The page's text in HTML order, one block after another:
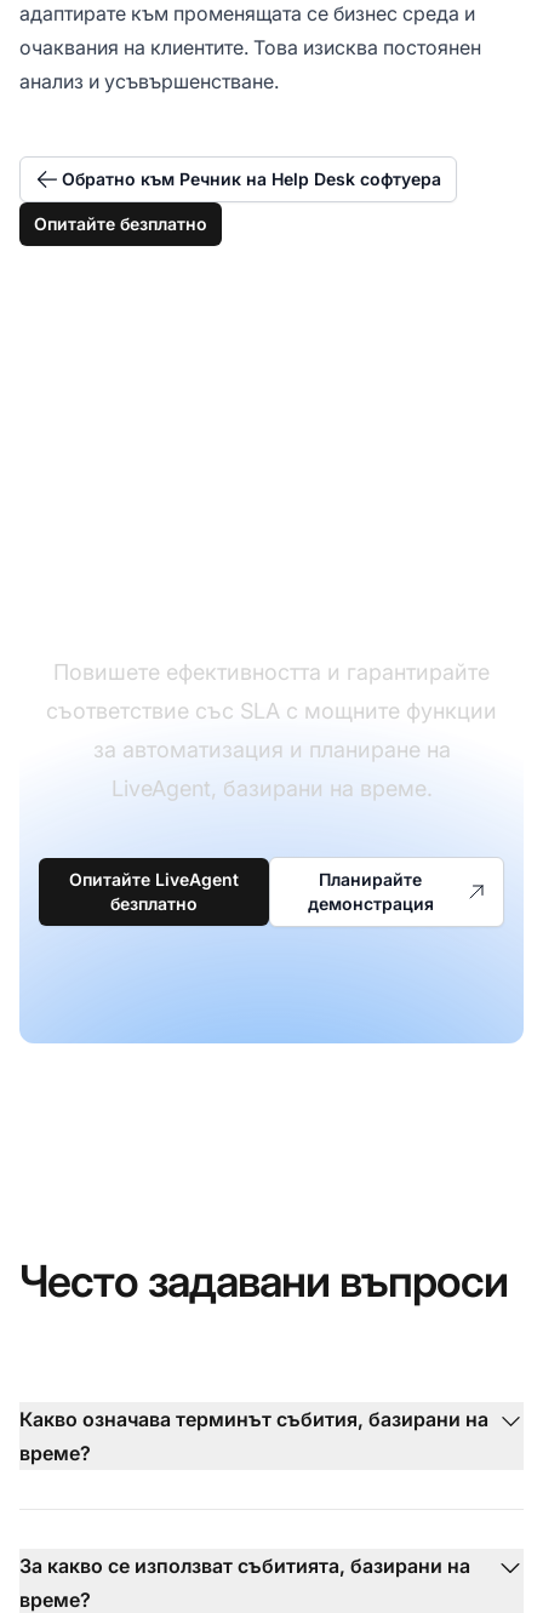
адаптирате към променящата се бизнес среда и
очаквания на клиентите. Това изисква постоянен
анализ и усъвършенстване.
Обратно към Речник на Help Desk софтуера
Опитайте безплатно
Повишете ефективността и гарантирайте
съответствие със SLA с мощните функции
за автоматизация и планиране на
LiveAgent, базирани на време.
Опитайте LiveAgent
безплатно
Планирайте
демонстрация
Често задавани въпроси
Какво означава терминът събития, базирани на
време?
За какво се използват събитията, базирани на
време?